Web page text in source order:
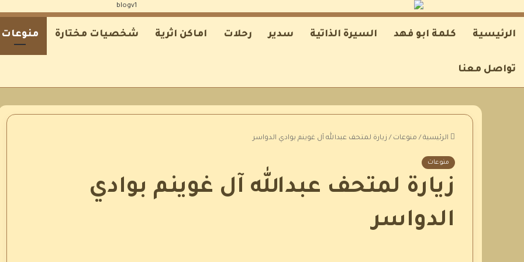
الرئيسية كلمة ابو فهد السيرة الذاتية سدير رحلات اماكن اثرية شخصيات مختارة منوعات
تواصل معنا
الرئيسية / منوعات / زيارة لمتحف عبدالله آل غوينم بوادي الدواسر
منوعات
زيارة لمتحف عبدالله آل غوينم بوادي
الدواسر